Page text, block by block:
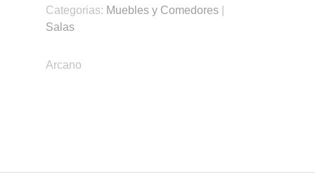
Categorias: Muebles y Comedores|
Salas
Arcano